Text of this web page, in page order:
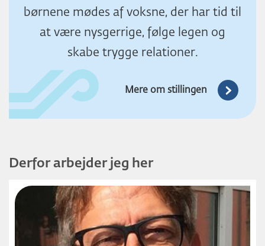
børnene mødes af voksne, der har tid til
at være nysgerrige, følge legen og
skabe trygge relationer.
Mere om stillingen
Derfor arbejder jeg her